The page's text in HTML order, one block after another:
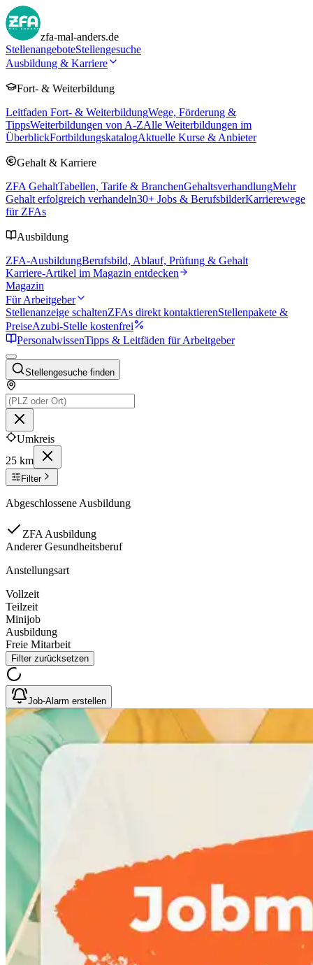
zfa-mal-anders.de
StellenangeboteStellengesuche
Ausbildung & Karriere
Fort- & Weiterbildung
Leitfaden Fort- & WeiterbildungWege, Förderung &
TippsWeiterbildungen von A-ZAlle Weiterbildungen im
ÜberblickFortbildungskatalogAktuelle Kurse & Anbieter
Gehalt & Karriere
ZFA GehaltTabellen, Tarife & BranchenGehaltsverhandlungMehr
Gehalt erfolgreich verhandeln30+ Jobs & BerufsbilderKarrierewege
für ZFAs
Ausbildung
ZFA-AusbildungBerufsbild, Ablauf, Prüfung & Gehalt
Karriere-Artikel im Magazin entdecken
Magazin
Für Arbeitgeber
Stellenanzeige schaltenZFAs direkt kontaktierenStellenpakete &
PreiseAzubi-Stelle kostenfrei
PersonalwissenTipps & Leitfäden für Arbeitgeber
Stellengesuche finden
Umkreis
25 km
Filter
Abgeschlossene Ausbildung
ZFA Ausbildung
Anderer Gesundheitsberuf
Anstellungsart
Vollzeit
Teilzeit
Minijob
Ausbildung
Freie Mitarbeit
Filter zurücksetzen
Job-Alarm erstellen